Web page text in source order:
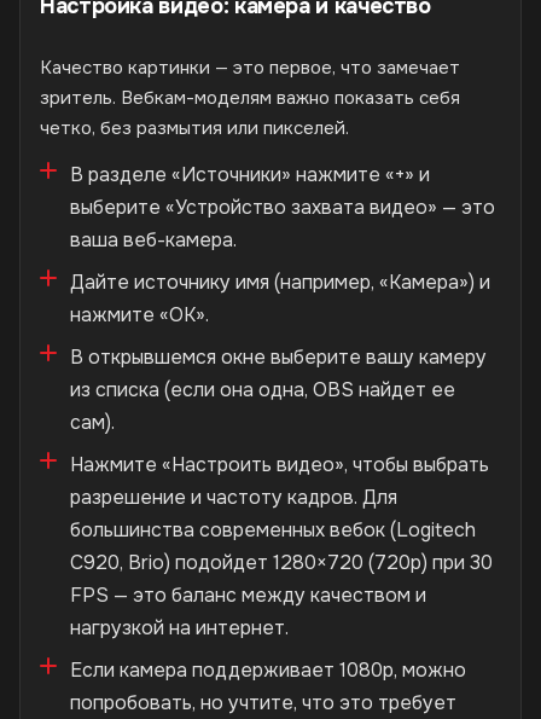
Настройка видео: камера и качество
Качество картинки — это первое, что замечает
зритель. Вебкам-моделям важно показать себя
четко, без размытия или пикселей.
В разделе «Источники» нажмите «+» и
выберите «Устройство захвата видео» — это
ваша веб-камера.
Дайте источнику имя (например, «Камера») и
нажмите «ОК».
В открывшемся окне выберите вашу камеру
из списка (если она одна, OBS найдет ее
сам).
Нажмите «Настроить видео», чтобы выбрать
разрешение и частоту кадров. Для
большинства современных вебок (Logitech
C920, Brio) подойдет 1280×720 (720p) при 30
FPS — это баланс между качеством и
нагрузкой на интернет.
Если камера поддерживает 1080p, можно
попробовать, но учтите, что это требует